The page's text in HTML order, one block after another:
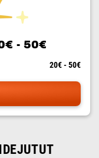
- 50€
20€ - 50€